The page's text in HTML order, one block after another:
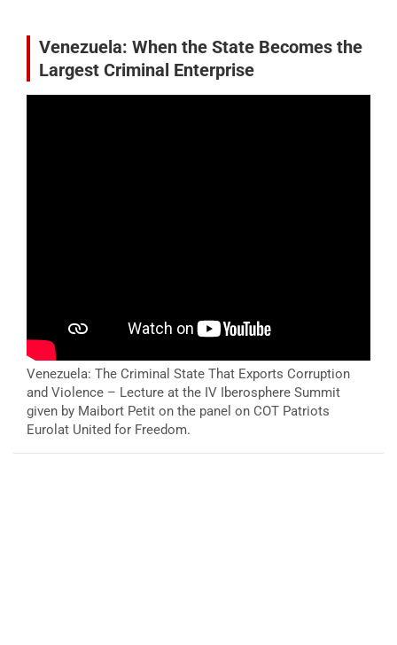
Venezuela: When the State Becomes the
Largest Criminal Enterprise
Venezuela: The Criminal State That Exports Corruption
and Violence – Lecture at the IV Iberosphere Summit
given by Maibort Petit on the panel on COT Patriots
Eurolat United for Freedom.